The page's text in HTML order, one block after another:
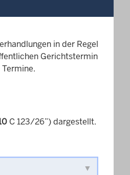
in der Regel
Gerichtstermin
C 123/26”) dargestellt.